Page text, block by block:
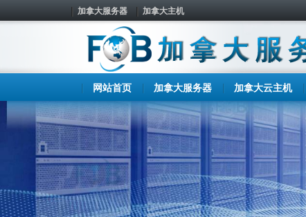
加拿大服务器 加拿大主机
网站首页 加拿大服务器 加拿大云主机